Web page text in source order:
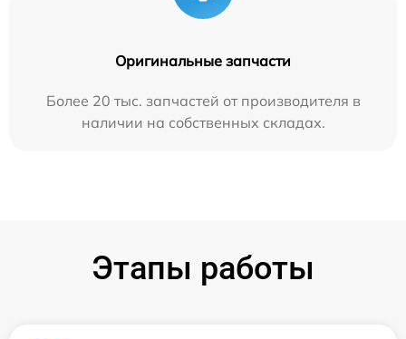
Оригинальные запчасти
Более 20 тыс. запчастей от производителя в
наличии на собственных складах.
Этапы работы